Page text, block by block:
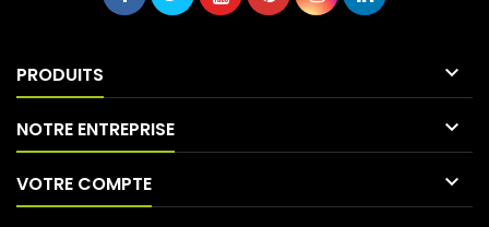
PRODUITS 
NOTRE ENTREPRISE 
VOTRE COMPTE 